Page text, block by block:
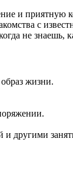
и приятную
с
не знаешь,
жизни.
и другими